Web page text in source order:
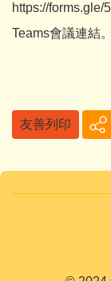
https://
Teams會議連結。
友善列印